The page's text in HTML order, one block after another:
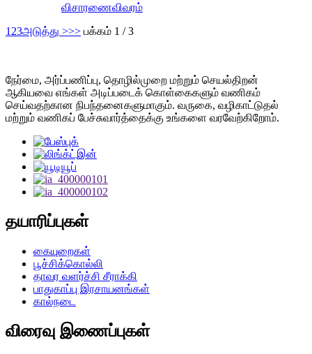
விசாரணைவிவரம்
1 23அடுத்து >>> பக்கம் 1 / 3
நேர்மை, அர்ப்பணிப்பு, தொழில்முறை மற்றும் செயல்திறன்
ஆகியவை எங்கள் அடிப்படைக் கொள்கைகளும் வணிகம்
செய்வதற்கான நிபந்தனைகளுமாகும். வருகை, வழிகாட்டுதல்
மற்றும் வணிகப் பேச்சுவார்த்தைக்கு உங்களை வரவேற்கிறோம்.
தயாரிப்புகள்
கையுறைகள்
பூச்சிக்கொல்லி
தாவர வளர்ச்சி சீராக்கி
பாதுகாப்பு இரசாயனங்கள்
கால்நடை
விரைவு இணைப்புகள்